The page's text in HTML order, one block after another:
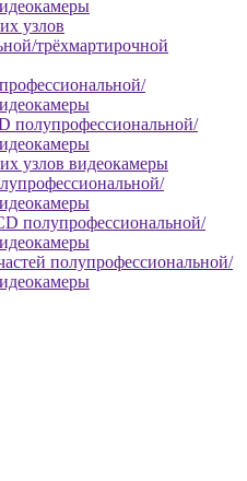
узлов
трёхмартирочной
полупрофессиональной/
узлов видеокамеры
полупрофессиональной/
полупрофессиональной/